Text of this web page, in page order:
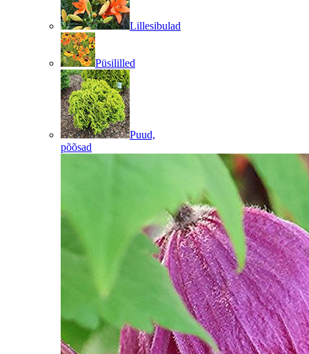
Lillesibulad
Püsililled
Puud,
põõsad